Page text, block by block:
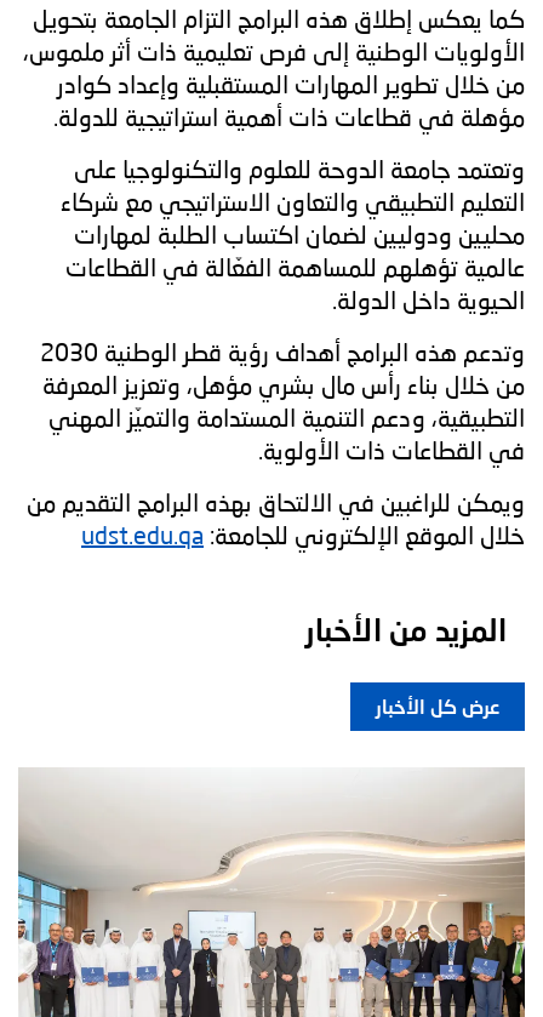
كما يعكس إطلاق هذه البرامج التزام الجامعة بتحويل
الأولويات الوطنية إلى فرص تعليمية ذات أثر ملموس،
من خلال تطوير المهارات المستقبلية وإعداد كوادر
مؤهلة في قطاعات ذات أهمية استراتيجية للدولة.
وتعتمد جامعة الدوحة للعلوم والتكنولوجيا على
التعليم التطبيقي والتعاون الاستراتيجي مع شركاء
محليين ودوليين لضمان اكتساب الطلبة لمهارات
عالمية تؤهلهم للمساهمة الفعّالة في القطاعات
الحيوية داخل الدولة.
وتدعم هذه البرامج أهداف رؤية قطر الوطنية 2030
من خلال بناء رأس مال بشري مؤهل، وتعزيز المعرفة
التطبيقية، ودعم التنمية المستدامة والتميّز المهني
في القطاعات ذات الأولوية.
ويمكن للراغبين في الالتحاق بهذه البرامج التقديم من
خلال الموقع الإلكتروني للجامعة: udst.edu.qa
المزيد من الأخبار
عرض كل الأخبار